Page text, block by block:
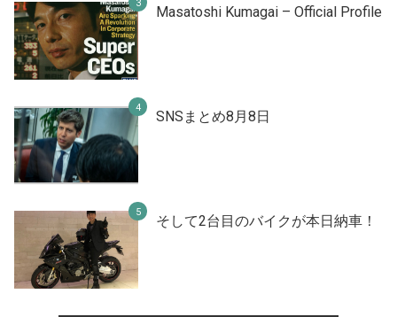
Masatoshi Kumagai – Official Profile
SNSまとめ8月8日
そして2台目のバイクが本日納車！